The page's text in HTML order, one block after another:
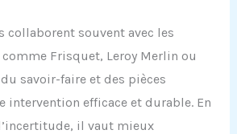
collaborent souvent avec les
Frisquet, Leroy Merlin ou
savoir-faire et des pièces
intervention efficace et durable. En
il vaut mieux